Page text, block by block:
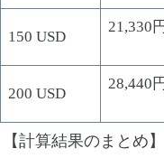
150 USD
21,330円
200 USD
28,440円
【計算結果のまとめ】